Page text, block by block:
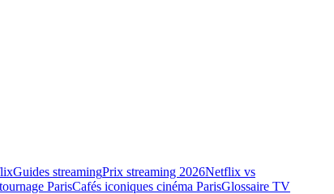
Guides streamingPrix streaming 2026Netflix vs
ParisCafés iconiques cinéma ParisGlossaire TV